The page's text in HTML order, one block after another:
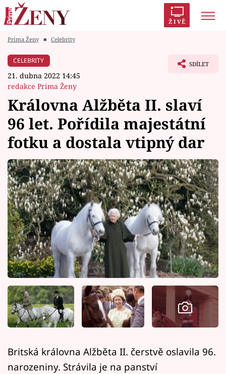
ŽIVĚ
Módní alarm
Témata
Celebrity
Vztahy
Seriály
Horoskopy
Sledujte prima+
Filmový festival Karlovy Vary
Pořady
Mámy sobě
Přihlášení
Prima Ženy ■ Celebrity
CELEBRITY
21. dubna 2022 14:45
redakce Prima Ženy
SDÍLET
Královna Alžběta II. slaví
96 let. Pořídila majestátní
fotku a dostala vtipný dar
Britská královna Alžběta II. čerstvě oslavila 96.
narozeniny. Strávila je na panství